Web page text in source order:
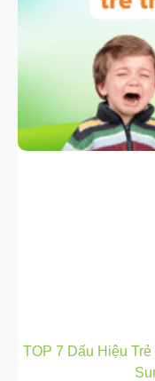
TOP 7 Dấu Hiệu